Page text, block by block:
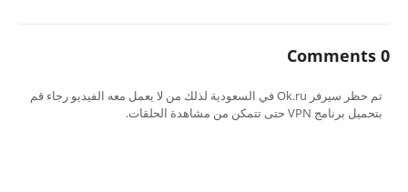
0 Comments
تم حظر سيرفر Ok.ru في السعودية لذلك من لا يعمل معه الفيديو رجاء قم
بتحميل برنامج VPN حتى تتمكن من مشاهدة الحلقات.